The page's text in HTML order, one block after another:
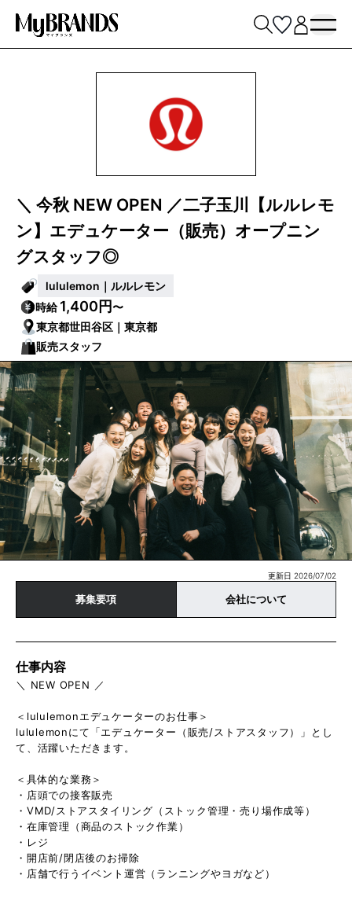
＼ 今秋 NEW OPEN ／二子玉川【ルルレモ
ン】エデュケーター（販売）オープニン
グスタッフ◎
lululemon｜ルルレモン
時給1,400円〜
東京都世田谷区｜東京都
販売スタッフ
更新日 2026/07/02
募集要項 会社について
仕事内容
＼ NEW OPEN ／
＜lululemonエデュケーターのお仕事＞
lululemonにて「エデュケーター（販売/ストアスタッフ）」とし
て、活躍いただきます。
＜具体的な業務＞
・店頭での接客販売
・VMD/ストアスタイリング（ストック管理・売り場作成等）
・在庫管理（商品のストック作業）
・レジ
・開店前/閉店後のお掃除
・店舗で行うイベント運営（ランニングやヨガなど）